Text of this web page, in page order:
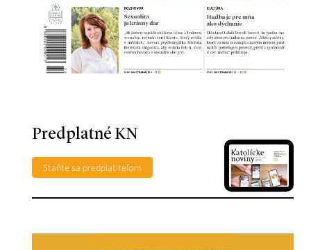
Predplatné KN
Staňte sa predplatiteľom